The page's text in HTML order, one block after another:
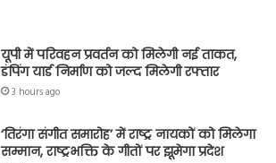
यूपी में परिवहन प्रवर्तन को मिलेगी नई ताकत,
डंपिंग यार्ड निर्माण को जल्द मिलेगी रफ्तार
3 hours ago
‘तिरंगा संगीत समारोह’ में राष्ट्र नायकों को मिलेगा
सम्मान, राष्ट्रभक्ति के गीतों पर झूमेगा प्रदेश